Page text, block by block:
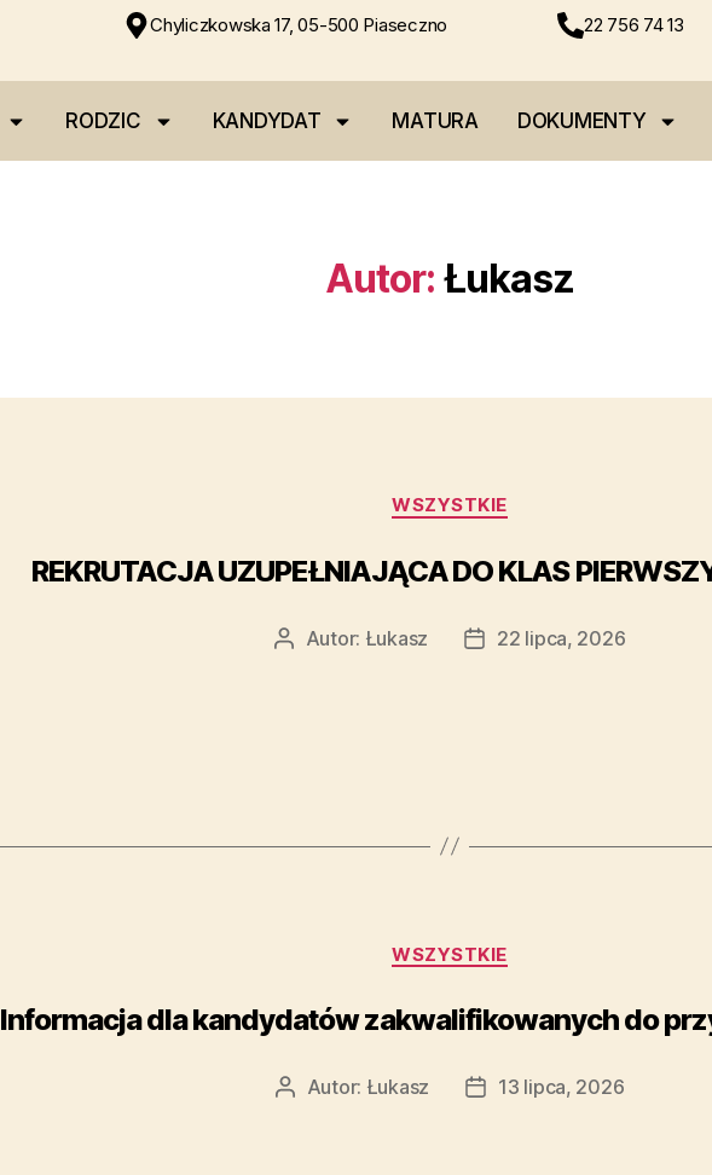
Chyliczkowska 17, 05-500 Piaseczno 22 756 74 13
RODZIC KANDYDAT MATURA DOKUMENTY
Autor: Łukasz
WSZYSTKIE
REKRUTACJA UZUPEŁNIAJĄCA DO KLAS
Autor: Łukasz 22 lipca, 2026
WSZYSTKIE
Informacja dla kandydatów zakwalifikowanych do
Autor: Łukasz 13 lipca, 2026